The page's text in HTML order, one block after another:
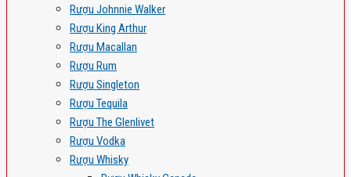
Rượu Johnnie Walker
Rượu King Arthur
Rượu Macallan
Rượu Rum
Rượu Singleton
Rượu Tequila
Rượu The Glenlivet
Rượu Vodka
Rượu Whisky